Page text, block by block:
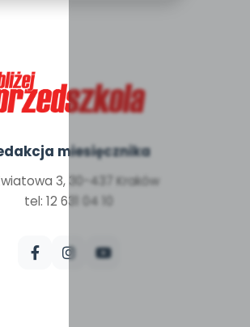
miesięcznika
3, 30-437 Kraków
tel: 12 631 04 10